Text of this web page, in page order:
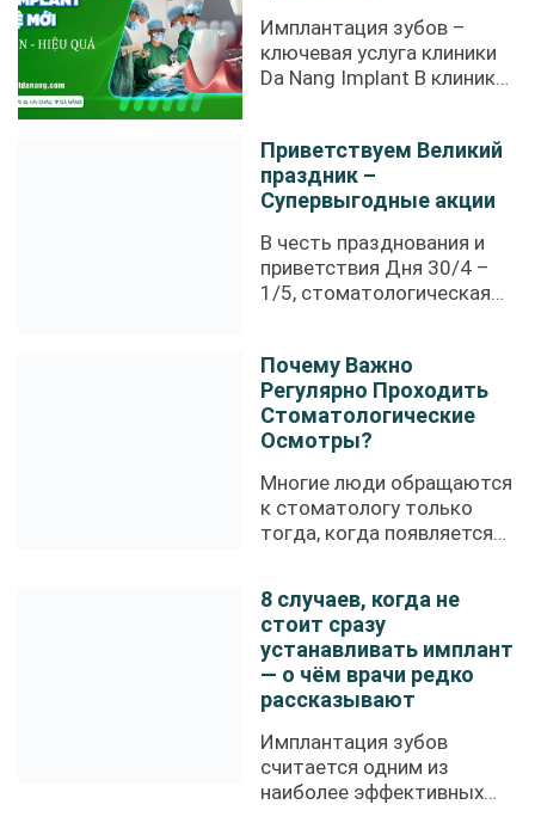
Имплантация зубов –
ключевая услуга клиники
Da Nang Implant В клинике
Приветствуем Великий
праздник –
Супервыгодные акции
В честь празднования и
приветствия Дня 30/4 –
1/5, стоматологическая
Почему Важно
Регулярно Проходить
Стоматологические
Осмотры?
Многие люди обращаются
к стоматологу только
тогда, когда появляется
8 случаев, когда не
стоит сразу
устанавливать имплант
— о чём врачи редко
рассказывают
Имплантация зубов
считается одним из
наиболее эффективных